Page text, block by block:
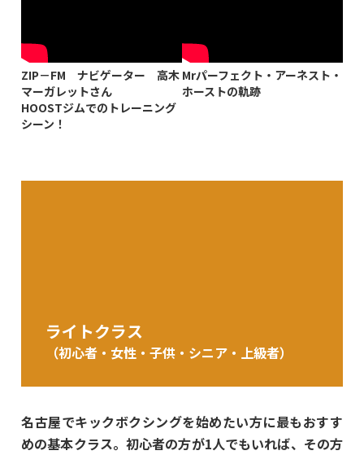
ZIP－FM ナビゲーター 高木
マーガレットさん
HOOSTジムでのトレーニング
シーン！
Mrパーフェクト・アーネスト・
ホーストの軌跡
ライトクラス
（初心者・女性・子供・シニア・上級者）
名古屋でキックボクシングを始めたい方に最もおすす
めの基本クラス。初心者の方が1人でもいれば、その方